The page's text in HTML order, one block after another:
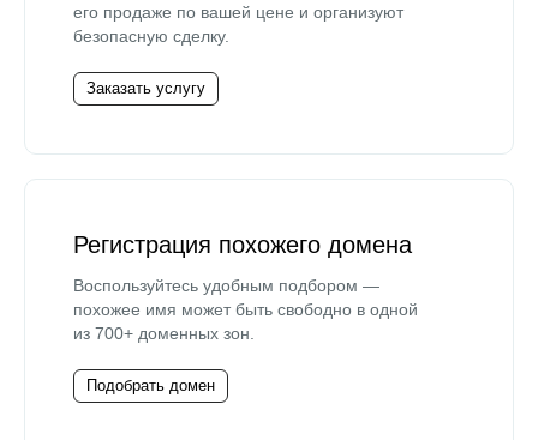
его продаже по вашей цене и организуют
безопасную сделку.
Заказать услугу
Регистрация похожего домена
Воспользуйтесь удобным подбором —
похожее имя может быть свободно в одной
из 700+ доменных зон.
Подобрать домен